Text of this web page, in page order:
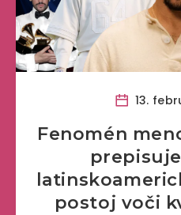
13.
Fenomén
postoj voči